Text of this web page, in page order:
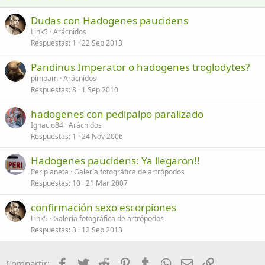
Verdana
Dudas con Hadogenes paucidens
Link5 Arácnidos
Respuestas 1 22 Sep 2013
Pandinus Imperator o hadogenes troglodytes?
pimpam Arácnidos
Respuestas 8 1 Sep 2010
hadogenes con pedipalpo paralizado
Ignacio84 Arácnidos
Respuestas 1 24 Nov 2006
Hadogenes paucidens: Ya llegaron!!
Periplaneta Galería fotográfica de artrópodos
Respuestas 10 21 Mar 2007
confirmación sexo escorpiones
Link5 Galería fotográfica de artrópodos
Respuestas 3 12 Sep 2013
Facebook
Twitter Reddit PinterestTumblrWhatsApp
Email